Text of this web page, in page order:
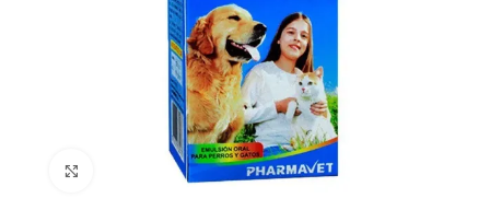
Click para agrandar